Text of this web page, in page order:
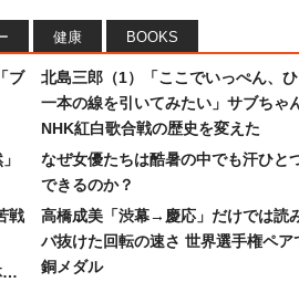
健康 BOOKS
ブ
戦
…
北島三郎（1）「ここでいっぺん、ひ
一本の線を引いてみたい」サブちゃ
NHK紅白歌合戦の歴史を変えた
なぜ女優たちは酷暑の中でも汗ひと
できるのか？
高橋成美「渋幕→慶応」だけでは読
バ抜けた回転の速さ 世界選手権ペア
銅メダル